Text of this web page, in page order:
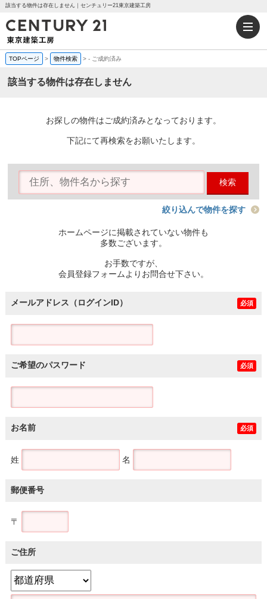
該当する物件は存在しません｜センチュリー21東京建築工房
TOPページ > 物件検索 >- ご成約済み
該当する物件は存在しません
お探しの物件はご成約済みとなっております。
下記にて再検索をお願いたします。
検索
絞り込んで物件を探す
ホームページに掲載されていない物件も
多数ございます。
お手数ですが、
会員登録フォームよりお問合せ下さい。
メールアドレス（ログインID） 必須
ご希望のパスワード 必須
お名前 必須
姓 名
郵便番号
〒
ご住所